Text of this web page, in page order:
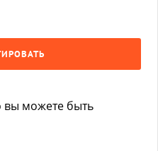
вы можете быть